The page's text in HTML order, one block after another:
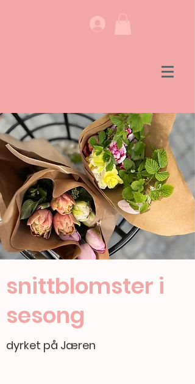
snittblomster i
sesong
dyrket på Jæren